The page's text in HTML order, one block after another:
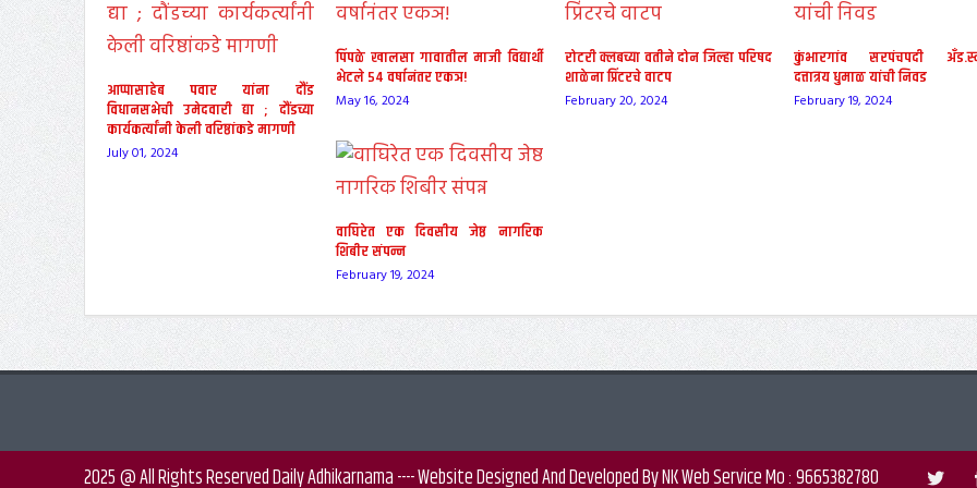
आप्पासाहेब पवार यांना दौंड
विधानसभेची उमेदवारी द्या ; दौंडच्या
कार्यकर्त्यांनी केली वरिष्ठांकडे मागणी
July 01, 2024
पिंपळे खालसा गावातील माजी विद्यार्थी
भेटले ५४ वर्षानंतर एकञ!
May 16, 2024
रोटरी क्लबच्या वतीने दोन जिल्हा परिषद
शाळेना प्रिंटरचे वाटप
February 20, 2024
कुंभारगांव सरपंचपदी
दत्तात्रय धुमाळ यांची निवड
February 19, 2024
वाघिरेत एक दिवसीय जेष्ठ नागरिक
शिबीर संपन्न
February 19, 2024
2025 @ All Rights Reserved Daily Adhikarnama ---- Website Designed And Developed By NK Web Service Mo : 9665382780